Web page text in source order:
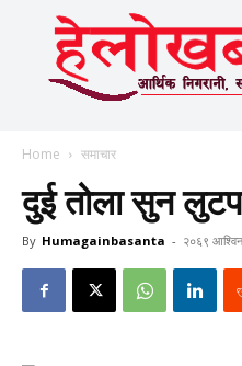
Home समाचार
दुई तोला सुन
By Humagainbasanta - २०६९